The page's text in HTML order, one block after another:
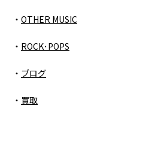
OTHER MUSIC
ROCK･POPS
ブログ
買取